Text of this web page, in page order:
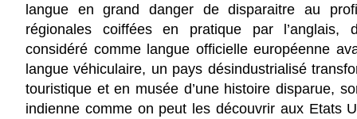
langue en grand danger de disparaitre au
régionales coiffées en pratique par l’anglais,
considéré comme langue officielle européenne
langue véhiculaire, un pays désindustrialisé
touristique et en musée d’une histoire disparue,
indienne comme on peut les découvrir aux Etats